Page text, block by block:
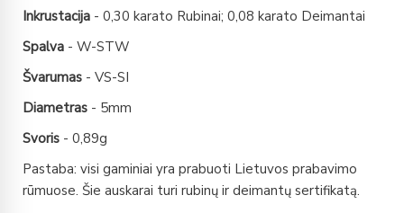
Inkrustacija - 0,30 karato Rubinai; 0,08 karato Deimantai
Spalva - W-STW
Švarumas - VS-SI
Diametras - 5mm
Svoris - 0,89g
Pastaba: visi gaminiai yra prabuoti Lietuvos prabavimo
rūmuose. Šie auskarai turi rubinų ir deimantų sertifikatą.